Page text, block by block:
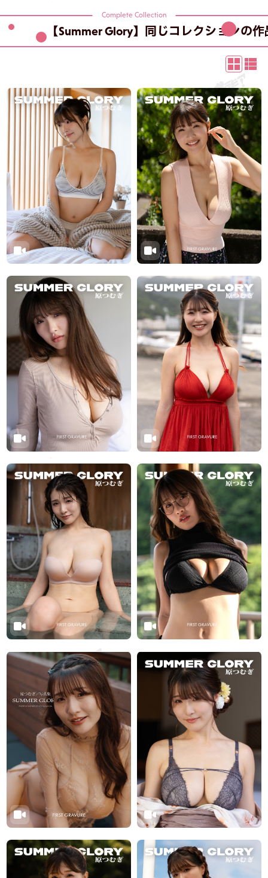
Complete Collection
【Summer Glory】同じコレクションの作